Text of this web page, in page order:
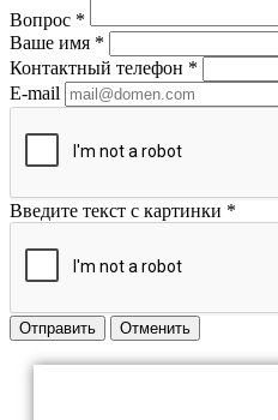
Вопрос *
Ваше имя *
Контактный телефон *
E-mail
Введите текст с картинки *
Отправить Отменить